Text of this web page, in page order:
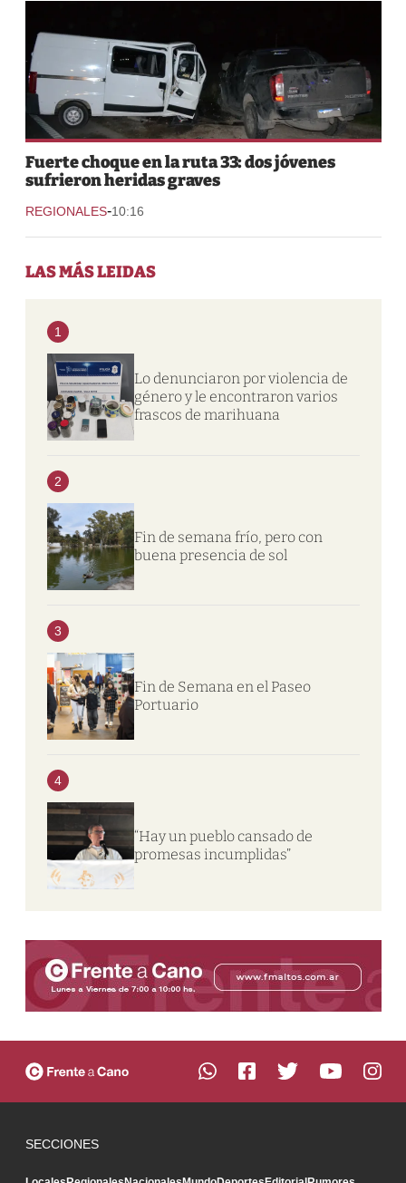
Fuerte choque en la ruta 33: dos jóvenes
sufrieron heridas graves
REGIONALES-10:16
LAS MÁS LEIDAS
1
Lo denunciaron por violencia de
género y le encontraron varios
frascos de marihuana
2
Fin de semana frío, pero con
buena presencia de sol
3
Fin de Semana en el Paseo
Portuario
4
“Hay un pueblo cansado de
promesas incumplidas”
SECCIONES